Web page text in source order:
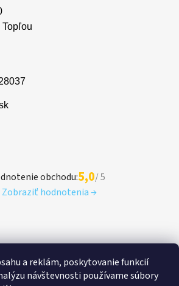
a reklám, poskytovanie funkcií
návštevnosti používame súbory
Topľou
obchodu:5,0/ 5
Zobraziť hodnotenia →